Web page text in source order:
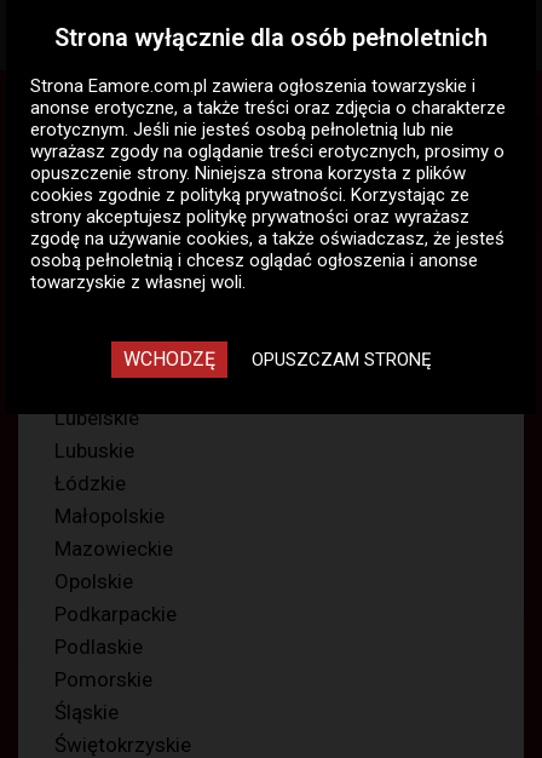
Eamore.com.pl
Pokazy skype, whatsapp
Dominacja
Dominacja, pokazy skype,
whatsapp
76
Dolnośląskie
Kujawsko-pomorskie
Lubelskie
Lubuskie
Łódzkie
Małopolskie
Mazowieckie
Opolskie
Podkarpackie
Podlaskie
Pomorskie
Śląskie
Świętokrzyskie
Strona wyłącznie dla osób pełnoletnich
Strona Eamore.com.pl zawiera ogłoszenia towarzyskie i
anonse erotyczne, a także treści oraz zdjęcia o charakterze
erotycznym. Jeśli nie jesteś osobą pełnoletnią lub nie
wyrażasz zgody na oglądanie treści erotycznych, prosimy o
opuszczenie strony. Niniejsza strona korzysta z plików
cookies zgodnie z polityką prywatności. Korzystając ze
strony akceptujesz politykę prywatności oraz wyrażasz
zgodę na używanie cookies, a także oświadczasz, że jesteś
osobą pełnoletnią i chcesz oglądać ogłoszenia i anonse
towarzyskie z własnej woli.
WCHODZĘ OPUSZCZAM STRONĘ